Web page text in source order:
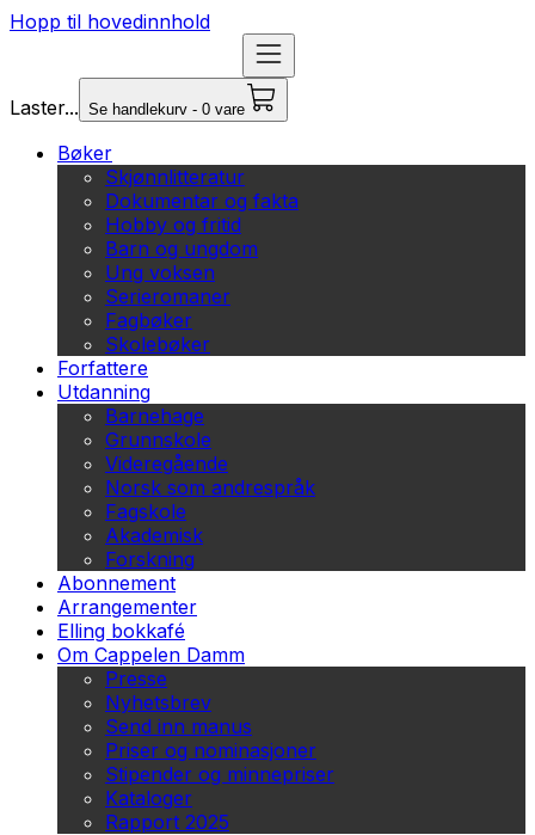
Hopp til hovedinnhold
Laster... Se handlekurv - 0 vare
Bøker
Skjønnlitteratur
Dokumentar og fakta
Hobby og fritid
Barn og ungdom
Ung voksen
Serieromaner
Fagbøker
Skolebøker
Forfattere
Utdanning
Barnehage
Grunnskole
Videregående
Norsk som andrespråk
Fagskole
Akademisk
Forskning
Abonnement
Arrangementer
Elling bokkafé
Om Cappelen Damm
Presse
Nyhetsbrev
Send inn manus
Priser og nominasjoner
Stipender og minnepriser
Kataloger
Rapport 2025